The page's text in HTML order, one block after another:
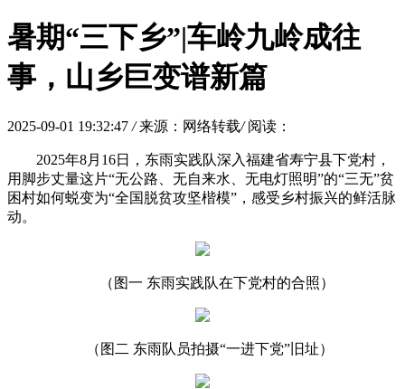
暑期“三下乡”|车岭九岭成往
事，山乡巨变谱新篇
2025-09-01 19:32:47 / 来源：网络转载/ 阅读：
2025年8月16日，东雨实践队深入福建省寿宁县下党村，
用脚步丈量这片“无公路、无自来水、无电灯照明”的“三无”贫
困村如何蜕变为“全国脱贫攻坚楷模”，感受乡村振兴的鲜活脉
动。
（图一 东雨实践队在下党村的合照）
（图二 东雨队员拍摄“一进下党”旧址）